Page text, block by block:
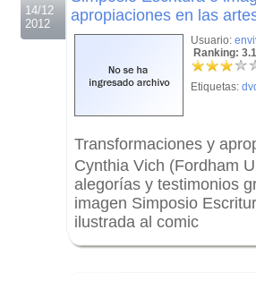
14/12
2012
apropiaciones en las
Usuario:
Ranking: 3.1
Etiquetas:
Transformaciones y
Cynthia Vich (Fordham
alegorías y testimonios
imagen Simposio
ilustrada al comic